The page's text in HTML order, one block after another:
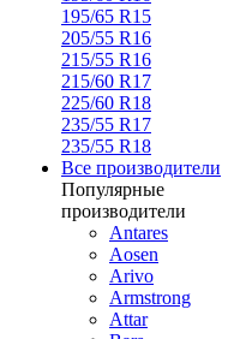
195/65 R15
205/55 R16
215/55 R16
215/60 R17
225/60 R18
235/55 R17
235/55 R18
Все производители
Популярные
производители
Antares
Aosen
Arivo
Armstrong
Attar